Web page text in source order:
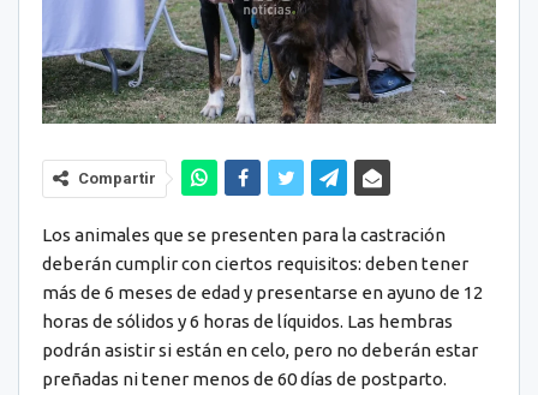
Compartir
Los animales que se presenten para la castración
deberán cumplir con ciertos requisitos: deben tener
más de 6 meses de edad y presentarse en ayuno de 12
horas de sólidos y 6 horas de líquidos. Las hembras
podrán asistir si están en celo, pero no deberán estar
preñadas ni tener menos de 60 días de postparto.